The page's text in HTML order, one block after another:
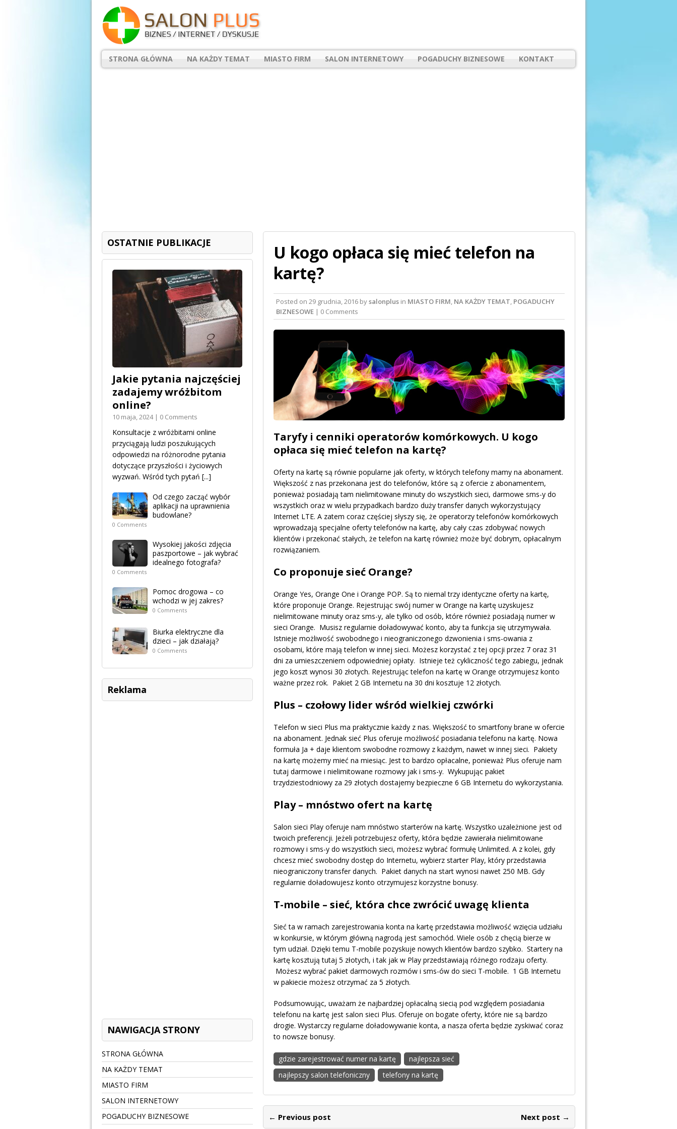
STRONA GŁÓWNA NA KAŻDY TEMAT MIASTO FIRM SALON INTERNETOWY POGADUCHY BIZNESOWE KONTAKT
U kogo opłaca się mieć telefon na
kartę?
Posted on 29 grudnia, 2016 bysalonplus in MIASTO FIRM, NA KAŻDY TEMAT, POGADUCHY
BIZNESOWE | 0 Comments
Taryfy i cenniki operatorów komórkowych. U kogo
opłaca się mieć telefon na kartę?
Oferty na kartę są równie popularne jak oferty, w których telefony mamy na abonament.
Większość z nas przekonana jest do telefonów, które są z ofercie z abonamentem,
ponieważ posiadają tam nielimitowane minuty do wszystkich sieci, darmowe sms-y do
wszystkich oraz w wielu przypadkach bardzo duży transfer danych wykorzystujący
Internet LTE. A zatem coraz częściej słyszy się, że operatorzy telefonów komórkowych
wprowadzają specjalne oferty telefonów na kartę, aby cały czas zdobywać nowych
klientów i przekonać stałych, że telefon na kartę również może być dobrym, opłacalnym
rozwiązaniem.
Co proponuje sieć Orange?
Orange Yes, Orange One i Orange POP. Są to niemal trzy identyczne oferty na kartę,
które proponuje Orange. Rejestrując swój numer w Orange na kartę uzyskujesz
nielimitowane minuty oraz sms-y, ale tylko od osób, które również posiadają numer w
sieci Orange. Musisz regularnie doładowywać konto, aby ta funkcja się utrzymywała.
Istnieje możliwość swobodnego i nieograniczonego dzwonienia i sms-owania z
osobami, które mają telefon w innej sieci. Możesz korzystać z tej opcji przez 7 oraz 31
dni za umieszczeniem odpowiedniej opłaty. Istnieje też cykliczność tego zabiegu, jednak
jego koszt wynosi 30 złotych. Rejestrując telefon na kartę w Orange otrzymujesz konto
ważne przez rok. Pakiet 2 GB Internetu na 30 dni kosztuje 12 złotych.
Plus – czołowy lider wśród wielkiej czwórki
Telefon w sieci Plus ma praktycznie każdy z nas. Większość to smartfony brane w ofercie
na abonament. Jednak sieć Plus oferuje możliwość posiadania telefonu na kartę. Nowa
formuła Ja + daje klientom swobodne rozmowy z każdym, nawet w innej sieci. Pakiety
na kartę możemy mieć na miesiąc. Jest to bardzo opłacalne, ponieważ Plus oferuje nam
tutaj darmowe i nielimitowane rozmowy jak i sms-y. Wykupując pakiet
trzydziestodniowy za 29 złotych dostajemy bezpieczne 6 GB Internetu do wykorzystania.
Play – mnóstwo ofert na kartę
Salon sieci Play oferuje nam mnóstwo starterów na kartę. Wszystko uzależnione jest od
twoich preferencji. Jeżeli potrzebujesz oferty, która będzie zawierała nielimitowane
rozmowy i sms-y do wszystkich sieci, możesz wybrać formułę Unlimited. A z kolei, gdy
chcesz mieć swobodny dostęp do Internetu, wybierz starter Play, który przedstawia
nieograniczony transfer danych. Pakiet danych na start wynosi nawet 250 MB. Gdy
regularnie doładowujesz konto otrzymujesz korzystne bonusy.
T-mobile – sieć, która chce zwrócić uwagę klienta
Sieć ta w ramach zarejestrowania konta na kartę przedstawia możliwość wzięcia udziału
w konkursie, w którym główną nagrodą jest samochód. Wiele osób z chęcią bierze w
tym udział. Dzięki temu T-mobile pozyskuje nowych klientów bardzo szybko. Startery na
kartę kosztują tutaj 5 złotych, i tak jak w Play przedstawiają różnego rodzaju oferty.
Możesz wybrać pakiet darmowych rozmów i sms-ów do sieci T-mobile. 1 GB Internetu
w pakiecie możesz otrzymać za 5 złotych.
Podsumowując, uważam że najbardziej opłacalną siecią pod względem posiadania
telefonu na kartę jest salon sieci Plus. Oferuje on bogate oferty, które nie są bardzo
drogie. Wystarczy regularne doładowywanie konta, a nasza oferta będzie zyskiwać coraz
to nowsze bonusy.
gdzie zarejestrować numer na kartę
najlepsza sieć
najlepszy salon telefoniczny
telefony na kartę
← Previous post Next post →
OSTATNIE PUBLIKACJE
Jakie pytania najczęściej
zadajemy wróżbitom
online?
10 maja, 2024 | 0 Comments
Konsultacje z wróżbitami online
przyciągają ludzi poszukujących
odpowiedzi na różnorodne pytania
dotyczące przyszłości i życiowych
wyzwań. Wśród tych pytań [...]
Od czego zacząć wybór
aplikacji na uprawnienia
budowlane?
0 Comments
Wysokiej jakości zdjęcia
paszportowe – jak wybrać
idealnego fotografa?
0 Comments
Pomoc drogowa – co
wchodzi w jej zakres?
0 Comments
Biurka elektryczne dla
dzieci – jak działają?
0 Comments
Reklama
NAWIGACJA STRONY
STRONA GŁÓWNA
NA KAŻDY TEMAT
MIASTO FIRM
SALON INTERNETOWY
POGADUCHY BIZNESOWE